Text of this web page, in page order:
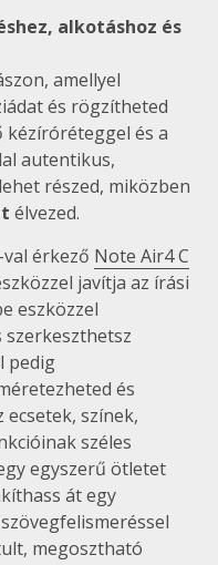
alkotáshoz és
amellyel
és rögzítheted
és a
autentikus,
lehet részed, miközben
élvezed.
érkező Note Air4 C
javítja az írási
eszközzel
pedig
és
színek,
széles
egyszerű ötletet
át egy
megosztható